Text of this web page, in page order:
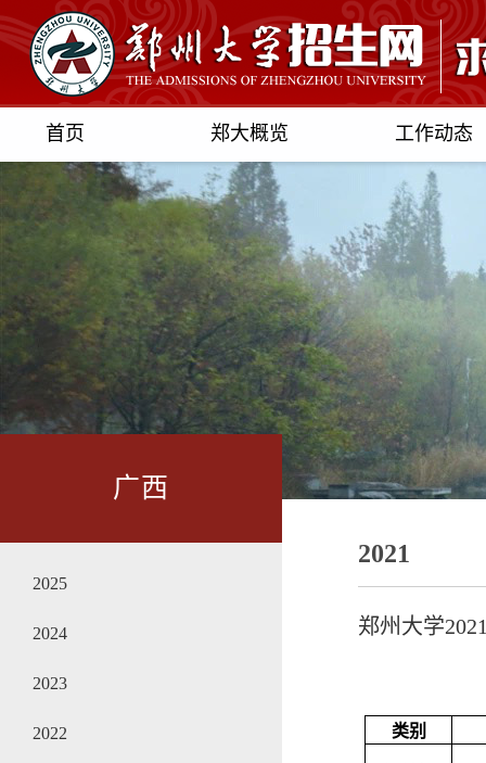
首页 郑大概览 工作动态
广西
2025
2024
2023
2022
2021
郑州大学
类别